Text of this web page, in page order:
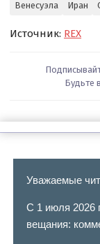
Венесуэла Иран
Источник: REX
Будьте
Уважаемые
С 1 июля 2026
вещания: